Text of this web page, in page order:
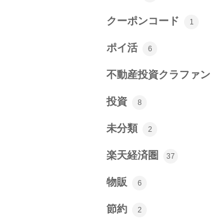
クーポンコード 1
ポイ活 6
不動産投資クラファン
投資 8
未分類 2
楽天経済圏 37
物販 6
節約 2